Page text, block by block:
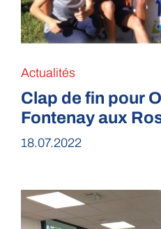
Actualités
Clap de fin pour
Fontenay aux
18.07.2022